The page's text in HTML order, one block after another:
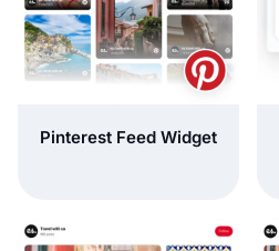
Pinterest Feed Widget